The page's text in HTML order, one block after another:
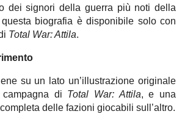
dei signori della guerra più noti della
biografia è disponibile solo con
Total War: Attila.
su un lato un’illustrazione originale
di Total War: Attila, e una
delle fazioni giocabili sull’altro.